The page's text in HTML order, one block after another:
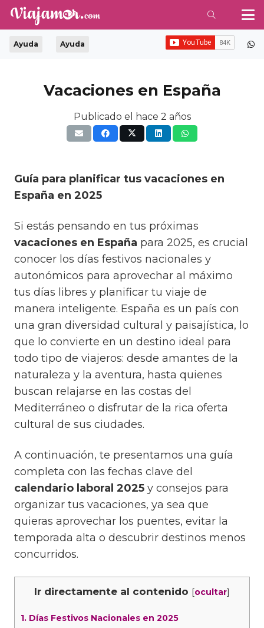
Ayuda Ayuda
Vacaciones en España
Publicado el hace 2 años
Guía para planificar tus vacaciones en
España en 2025
Si estás pensando en tus próximas
vacaciones en España para 2025, es crucial
conocer los días festivos nacionales y
autonómicos para aprovechar al máximo
tus días libres y planificar tu viaje de
manera inteligente. España es un país con
una gran diversidad cultural y paisajística, lo
que lo convierte en un destino ideal para
todo tipo de viajeros: desde amantes de la
naturaleza y la aventura, hasta quienes
buscan relajarse en las costas del
Mediterráneo o disfrutar de la rica oferta
cultural de sus ciudades.
A continuación, te presentamos una guía
completa con las fechas clave del
calendario laboral 2025 y consejos para
organizar tus vacaciones, ya sea que
quieras aprovechar los puentes, evitar la
temporada alta o descubrir destinos menos
concurridos.
Ir directamente al contenido [ocultar]
1. Días Festivos Nacionales en 2025